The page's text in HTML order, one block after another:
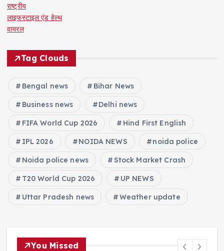
राष्ट्रीय
लाइफस्टाइल एंड हेल्थ
वायरल
Tag Clouds
Bengal news Bihar News
Business news Delhi news
FIFA World Cup 2026 Hind First English
IPL 2026 NOIDA NEWS noida police
Noida police news Stock Market Crash
T20 World Cup 2026 UP NEWS
Uttar Pradesh news Weather update
You Missed